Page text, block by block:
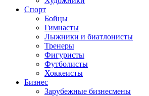
Спорт
Бойцы
Гимнасты
Лыжники и биатлонисты
Тренеры
Фигуристы
Футболисты
Хоккеисты
Бизнес
Зарубежные бизнесмены